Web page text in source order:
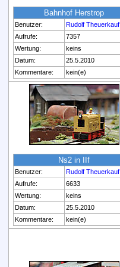
Bahnhof Herstrop
Benutzer:
Rudolf Theuerkauf
Aufrufe:
7357
Wertung:
keins
Datum:
25.5.2010
Kommentare:
kein(e)
Ns2 in IIf
Benutzer:
Rudolf Theuerkauf
Aufrufe:
6633
Wertung:
keins
Datum:
25.5.2010
Kommentare:
kein(e)